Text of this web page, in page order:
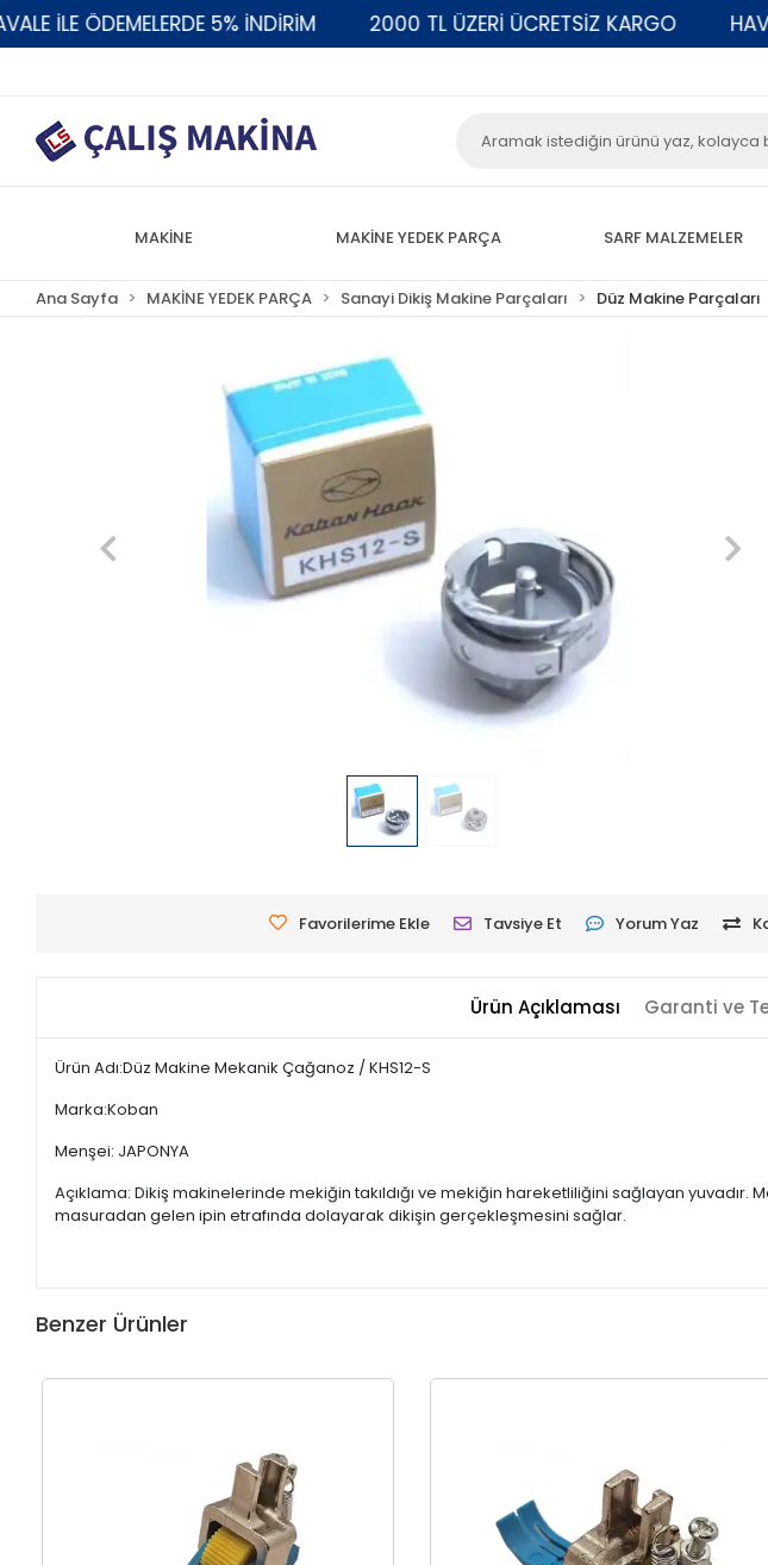
İLE ÖDEMELERDE 5% İNDİRİM 2000 TL ÜZERİ ÜCRETSİZ KARGO
MAKİNE MAKİNE YEDEK PARÇA SARF MALZEMELER
Ana Sayfa MAKİNE YEDEK PARÇA Sanayi Dikiş Makine Parçaları Düz Makine Parçaları
Favorilerime Ekle Tavsiye Et Yorum Yaz
Ürün Açıklaması Garanti ve
Ürün Adı:Düz Makine Mekanik Çağanoz / KHS12-S
Marka:Koban
Menşei: JAPONYA
Açıklama: Dikiş makinelerinde mekiğin takıldığı ve mekiğin hareketliliğini sağlayan
masuradan gelen ipin etrafında dolayarak dikişin gerçekleşmesini sağlar.
Benzer Ürünler